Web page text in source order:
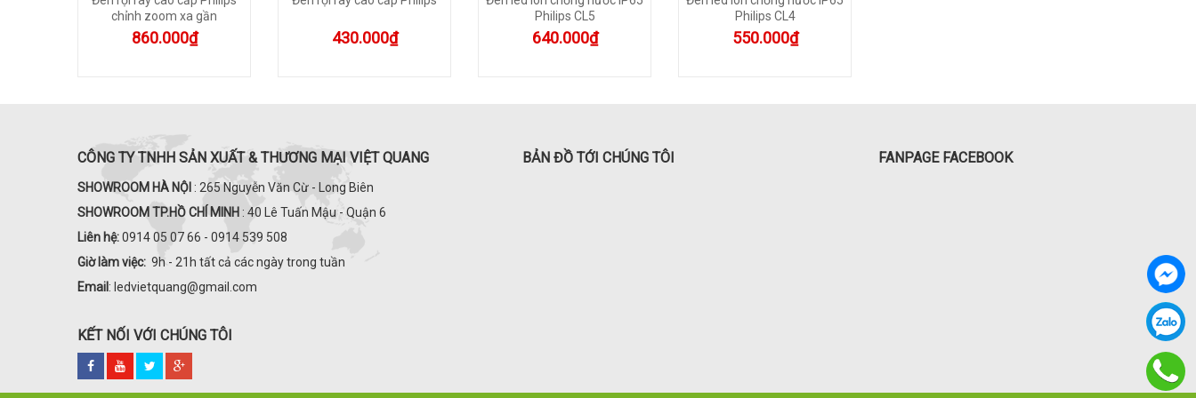
chỉnh zoom xa gần
860.000₫ 430.000₫
Philips CL5
640.000₫
Philips CL4
550.000₫
CÔNG TY TNHH SẢN XUẤT & THƯƠNG MẠI VIỆT QUANG
SHOWROOM HÀ NỘI : 265 Nguyễn Văn Cừ - Long Biên
SHOWROOM TP.HỒ CHÍ MINH : 40 Lê Tuấn Mậu - Quận 6
Liên hệ:0914 05 07 66 - 0914 539 508
Giờ làm việc: 9h - 21h tất cả các ngày trong tuần
Email: ledvietquang@gmail.com
KẾT NỐI VỚI CHÚNG TÔI
BẢN ĐỒ TỚI CHÚNG TÔI FANPAGE FACEBOOK